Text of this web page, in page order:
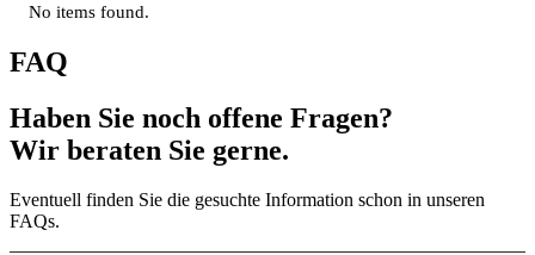
No items found.
FAQ
Haben Sie noch offene Fragen?
Wir beraten Sie gerne.
Eventuell finden Sie die gesuchte Information schon in unseren
FAQs.